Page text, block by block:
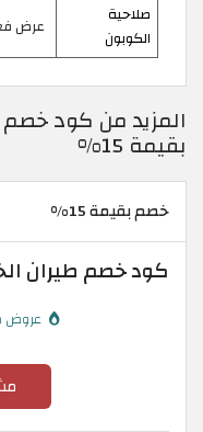
صلاحية
الكوبون
عرض
بقيمة 15%
خصم بقيمة 15%
كود خصم طيران الخليج 2026 | خصم
عروض